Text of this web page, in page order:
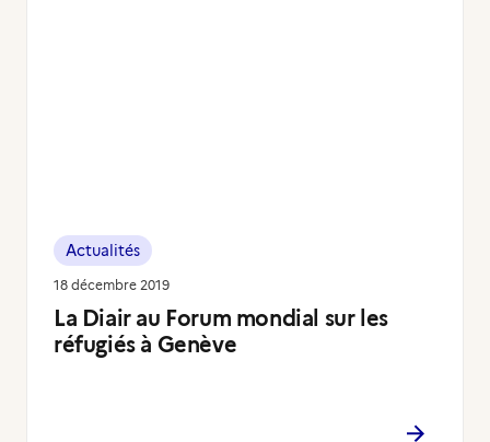
Actualités
18 décembre 2019
La Diair au Forum mondial sur les
réfugiés à Genève